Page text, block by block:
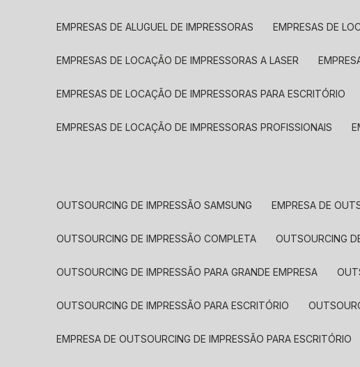
EMPRESAS DE ALUGUEL DE IMPRESSORAS EMPRESAS DE
EMPRESAS DE LOCAÇÃO DE IMPRESSORAS A LASER
EMPRESAS DE LOCAÇÃO DE IMPRESSORAS PARA ESCRITÓRIO
EMPRESAS DE LOCAÇÃO DE IMPRESSORAS PROFISSIONAIS
OUTSOURCING DE IMPRESSÃO SAMSUNG EMPRESA DE
OUTSOURCING DE IMPRESSÃO COMPLETA OUTSOURCING
OUTSOURCING DE IMPRESSÃO PARA GRANDE EMPRESA
OUTSOURCING DE IMPRESSÃO PARA ESCRITÓRIO
EMPRESA DE OUTSOURCING DE IMPRESSÃO PARA ESCRITÓRIO